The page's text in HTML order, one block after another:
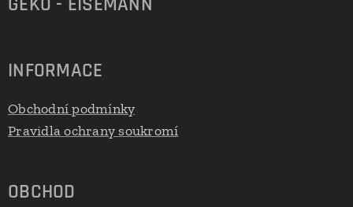
INFORMACE
Obchodní podmínky
Pravidla ochrany soukromí
OBCHOD